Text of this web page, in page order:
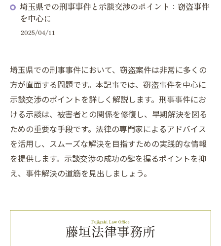
埼玉県での刑事事件と示談交渉のポイント：窃盗事件
を中心に
2025/04/11
埼玉県での刑事事件において、窃盗案件は非常に多くの
方が直面する問題です。本記事では、窃盗事件を中心に
示談交渉のポイントを詳しく解説します。刑事事件にお
ける示談は、被害者との関係を修復し、早期解決を図る
ための重要な手段です。法律の専門家によるアドバイス
を活用し、スムーズな解決を目指すための実践的な情報
を提供します。示談交渉の成功の鍵を握るポイントを抑
え、事件解決の道筋を見出しましょう。